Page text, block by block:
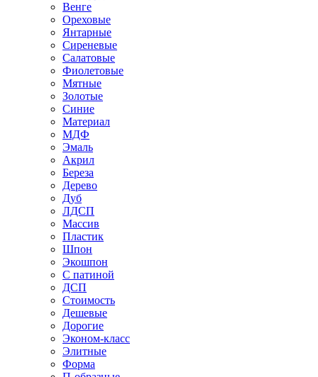
Венге
Ореховые
Янтарные
Сиреневые
Салатовые
Фиолетовые
Мятные
Золотые
Синие
Материал
МДФ
Эмаль
Акрил
Береза
Дерево
Дуб
ЛДСП
Массив
Пластик
Шпон
Экошпон
С патиной
ДСП
Стоимость
Дешевые
Дорогие
Эконом-класс
Элитные
Форма